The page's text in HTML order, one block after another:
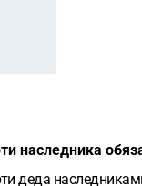
наследника
деда